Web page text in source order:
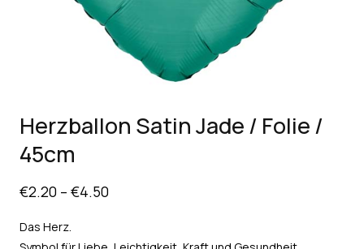
Herzballon Satin Jade / Folie /
45cm
€2.20 – €4.50
Das Herz.